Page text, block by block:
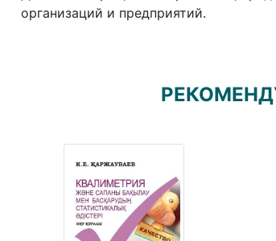
организаций и предприятий.